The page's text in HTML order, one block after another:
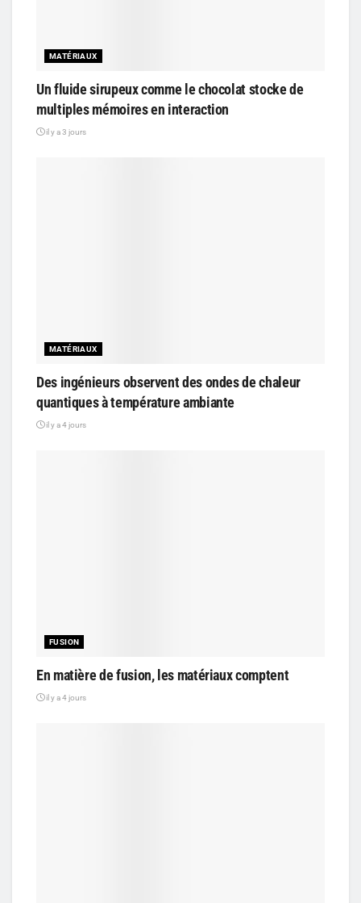
MATÉRIAUX
Un fluide sirupeux comme le chocolat stocke de
multiples mémoires en interaction
il y a 3 jours
MATÉRIAUX
Des ingénieurs observent des ondes de chaleur
quantiques à température ambiante
il y a 4 jours
FUSION
En matière de fusion, les matériaux comptent
il y a 4 jours